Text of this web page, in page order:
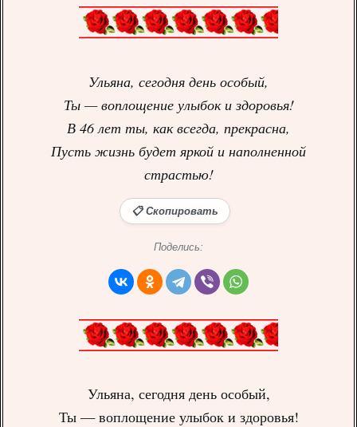
Ульяна, сегодня день особый,
Ты — воплощение улыбок и здоровья!
В 46 лет ты, как всегда, прекрасна,
Пусть жизнь будет яркой и наполненной
страстью!
📋 Скопировать
Поделись:
Ульяна, сегодня день особый,
Ты — воплощение улыбок и здоровья!